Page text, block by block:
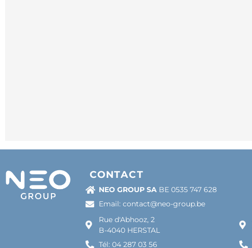
CONTACT
NEO GROUP SA BE 0535 747 628
Email: contact@neo-group.be
Rue d'Abhooz, 2
B-4040 HERSTAL
Tél: 04 287 03 56